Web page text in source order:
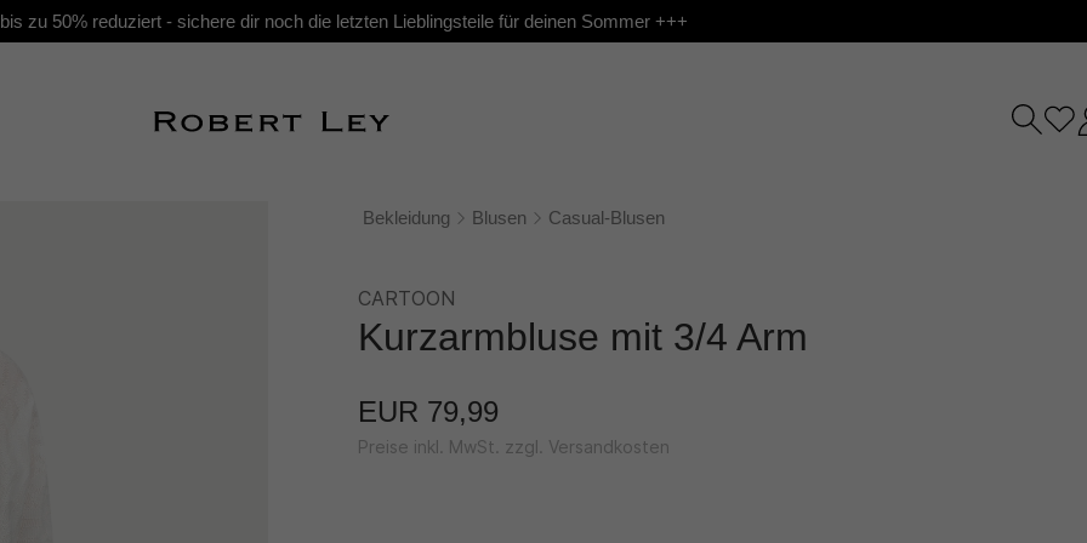
zu 50% reduziert - sichere dir noch die letzten Lieblingsteile für deinen Sommer +++
Bekleidung Blusen Casual-Blusen
CARTOON
Kurzarmbluse mit 3/4 Arm
EUR 79,99
Preise inkl. MwSt. zzgl. Versandkosten